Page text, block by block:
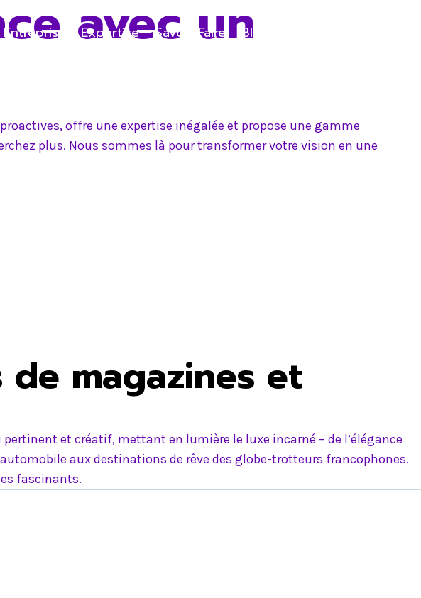
Entreprise Expertise Savoir-Faire Blog
avec un
offre une expertise inégalée et propose une gamme
plus. Nous sommes là pour transformer votre vision en une
magazines et
et créatif, mettant en lumière le luxe incarné – de l’élégance
aux destinations de rêve des globe-trotteurs francophones.
fascinants.